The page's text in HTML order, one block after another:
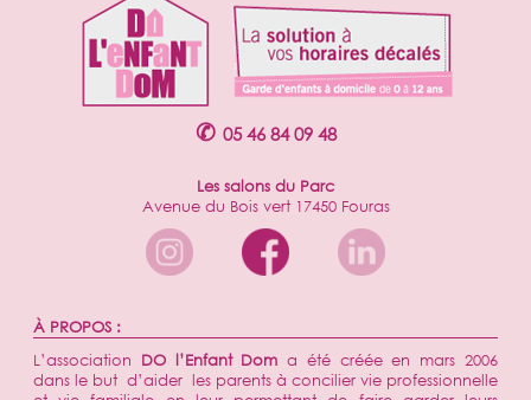
✆ 05 46 84 09 48
Les salons du Parc
Avenue du Bois vert 17450 Fouras
À PROPOS :
L’association DO l’Enfant Dom a été créée en mars 2006
dans le but d’aider les parents à concilier vie professionnelle